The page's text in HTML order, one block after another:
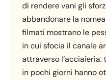
di rendere vani gli
abbandonare la
filmati mostrano le
in cui sfocia il canale
attraverso l’acciaieria:
in pochi giorni hanno